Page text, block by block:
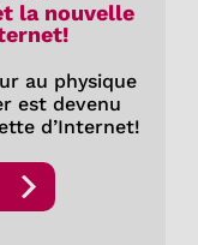
la nouvelle
au physique
est devenu
d’Internet!